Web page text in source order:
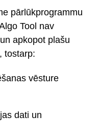
pārlūkprogrammu
Tool nav
apkopot plašu
tostarp:
vēsture
dati un